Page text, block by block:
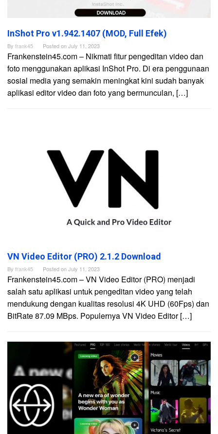
InShot Pro v1.942.1407 (MOD, Full Efek)
By frank45 Posted onJuly 11, 2023
Frankenstein45.com – Nikmati fitur pengeditan video dan
foto menggunakan aplikasi InShot Pro. Di era penggunaan
sosial media yang semakin meningkat kini sudah banyak
aplikasi editor video dan foto yang bermunculan, […]
VN Video Editor (PRO) 2.1.2 Download
By frank45 Posted onJuly 11, 2023
Frankenstein45.com – VN Video Editor (PRO) menjadi
salah satu aplikasi untuk pengeditan video yang telah
mendukung dengan kualitas resolusi 4K UHD (60Fps) dan
BitRate 87.09 MBps. Populernya VN Video Editor […]